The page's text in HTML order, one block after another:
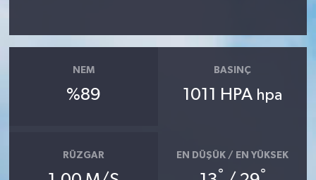
NEM
%89
BASINÇ
1011 HPA hpa
RÜZGAR EN DÜŞÜK / EN YÜKSEK
° °